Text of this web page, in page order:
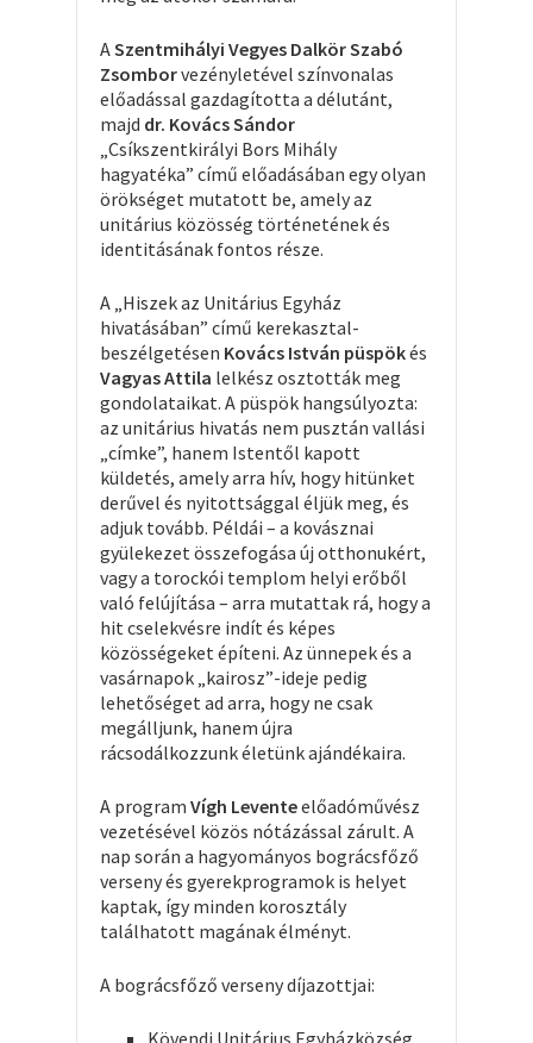
ASzentmihályi Vegyes Dalkör Szabó
Zsomborvezényletével színvonalas
előadással gazdagította a délutánt,
majd dr. Kovács Sándor
„Csíkszentkirályi Bors Mihály
hagyatéka” című előadásában egy olyan
örökséget mutatott be, amely az
unitárius közösség történetének és
identitásának fontos része.
A „Hiszek az Unitárius Egyház
hivatásában” című kerekasztal-
beszélgetésen Kovács István püspökés
Vagyas Attila lelkész osztották meg
gondolataikat. A püspök hangsúlyozta:
az unitárius hivatás nem pusztán vallási
„címke”, hanem Istentől kapott
küldetés, amely arra hív, hogy hitünket
derűvel és nyitottsággal éljük meg, és
adjuk tovább. Példái – a kovásznai
gyülekezet összefogása új otthonukért,
vagy a torockói templom helyi erőből
való felújítása – arra mutattak rá, hogy a
hit cselekvésre indít és képes
közösségeket építeni. Az ünnepek és a
vasárnapok „kairosz”-ideje pedig
lehetőséget ad arra, hogy ne csak
megálljunk, hanem újra
rácsodálkozzunk életünk ajándékaira.
A program Vígh Leventeelőadóművész
vezetésével közös nótázással zárult. A
nap során a hagyományos bográcsfőző
verseny és gyerekprogramok is helyet
kaptak, így minden korosztály
találhatott magának élményt.
A bográcsfőző verseny díjazottjai:
Kövendi Unitárius Egyházközség